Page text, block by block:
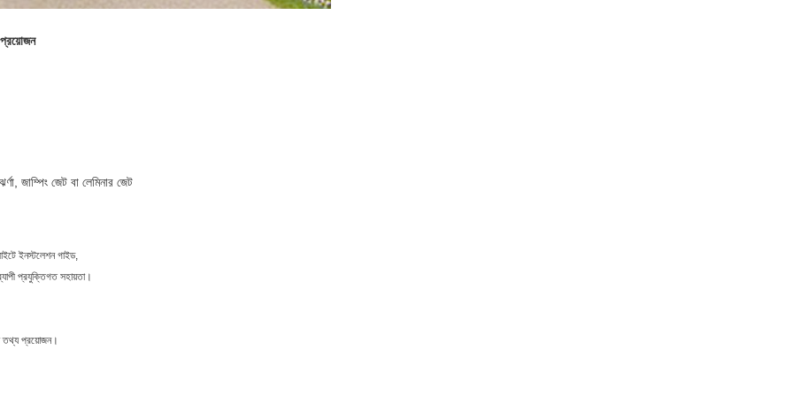
জাম্পিং জেট বা লেমিনার জেট
ইনস্টলেশন গাইড,
প্রযুক্তিগত সহায়তা।
তথ্য প্রয়োজন।